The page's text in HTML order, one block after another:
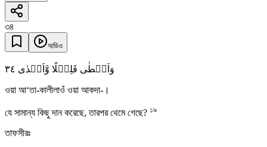
৩৪
অডিও
وَاَعۡطٰی قَلِیۡلًا وَّاَکۡدٰی ٣٤
ওয়া আ‘তা-কালীলাওঁ ওয়া আকদা-।
যে সামান্য কিছু দান করেছে, তারপর থেমে গেছে? ১৯
তাফসীরঃ